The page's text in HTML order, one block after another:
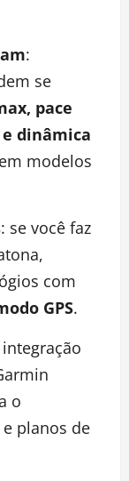
:
se
pace
dinâmica
modelos
: se você faz
com
GPS.
o
planos de